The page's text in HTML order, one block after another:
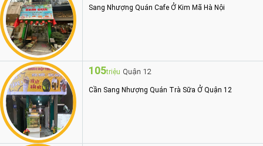
Sang Nhượng Quán Cafe Ở Kim Mã Hà Nội
105triệu Quận 12
Cần Sang Nhượng Quán Trà Sữa Ở Quận 12